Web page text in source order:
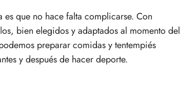
es que no hace falta complicarse. Con
bien elegidos y adaptados al momento del
preparar comidas y tentempiés
y después de hacer deporte.